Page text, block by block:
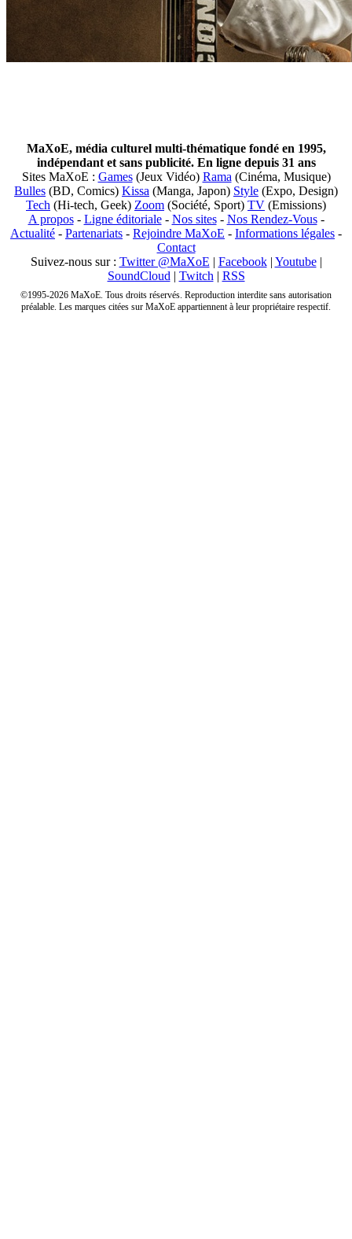
MaXoE, média culturel multi-thématique fondé en 1995,
indépendant et sans publicité. En ligne depuis 31 ans
Sites MaXoE : Games(Jeux Vidéo) Rama (Cinéma, Musique)
Bulles (BD, Comics) Kissa (Manga, Japon) Style (Expo, Design)
Tech (Hi-tech, Geek) Zoom (Société, Sport) TV (Emissions)
A propos- Ligne éditoriale- Nos sites- Nos Rendez-Vous-
Actualité - Partenariats - Rejoindre MaXoE - Informations légales -
Contact
Suivez-nous sur : Twitter @MaXoE | Facebook| Youtube|
SoundCloud | Twitch | RSS
©1995-2026 MaXoE. Tous droits réservés. Reproduction interdite sans autorisation
préalable. Les marques citées sur MaXoE appartiennent à leur propriétaire respectif.